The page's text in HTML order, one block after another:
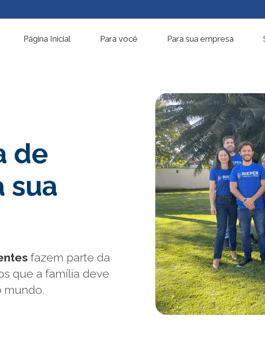
Página Inicial Para você Para sua empresa
de
sua
fazem parte da
que a família deve
mundo.